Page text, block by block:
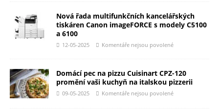
Nová řada multifunkčních kancelářských
tiskáren Canon imageFORCE s modely C5100
a 6100
12-05-2025 Komentáře nejsou povolené
Domácí pec na pizzu Cuisinart CPZ-120
promění vaši kuchyň na italskou pizzerii
09-05-2025 Komentáře nejsou povolené